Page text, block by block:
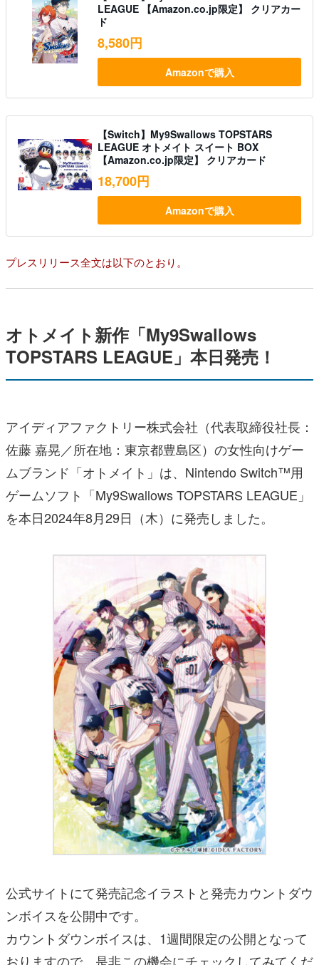
LEAGUE 【Amazon.co.jp限定】 クリアカー
ド
8,580円
Amazonで購入
【Switch】My9Swallows TOPSTARS
LEAGUE オトメイト スイート BOX
【Amazon.co.jp限定】 クリアカード
18,700円
Amazonで購入
プレスリリース全文は以下のとおり。
オトメイト新作「My9Swallows
TOPSTARS LEAGUE」本日発売！
アイディアファクトリー株式会社（代表取締役社長：
佐藤 嘉晃／所在地：東京都豊島区）の女性向けゲー
ムブランド「オトメイト」は、Nintendo Switch™用
ゲームソフト「My9Swallows TOPSTARS LEAGUE」
を本日2024年8月29日（木）に発売しました。
公式サイトにて発売記念イラストと発売カウントダウ
ンボイスを公開中です。
カウントダウンボイスは、1週間限定の公開となって
おりますので、是非この機会にチェックしてみてくだ